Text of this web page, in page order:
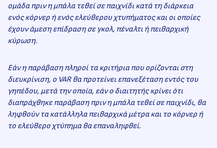
ομάδα πριν η μπάλα τεθεί σε παιχνίδι κατά τη διάρκεια
ενός κόρνερ ή ενός ελεύθερου χτυπήματος και οι οποίες
έχουν άμεση επίδραση σε γκολ, πέναλτι ή πειθαρχική
κύρωση.
Εάν η παράβαση πληροί τα κριτήρια που ορίζονται στη
διευκρίνιση, ο VAR θα προτείνει επανεξέταση εντός του
γηπέδου, μετά την οποία, εάν ο διαιτητής κρίνει ότι
διαπράχθηκε παράβαση πριν η μπάλα τεθεί σε παιχνίδι, θα
ληφθούν τα κατάλληλα πειθαρχικά μέτρα και το κόρνερ ή
το ελεύθερο χτύπημα θα επαναληφθεί.